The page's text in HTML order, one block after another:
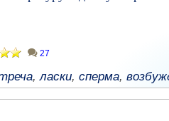
27
,ласки, сперма,